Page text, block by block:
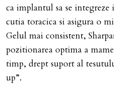
ca implantul sa se
cutia toracica si asigura o
Gelul mai consistent,
pozitionarea optima a
timp, drept suport al
up”.